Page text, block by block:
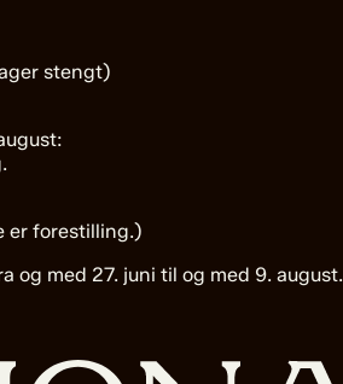
stengt)
er forestilling.)
og med 27. juni til og med 9. august.